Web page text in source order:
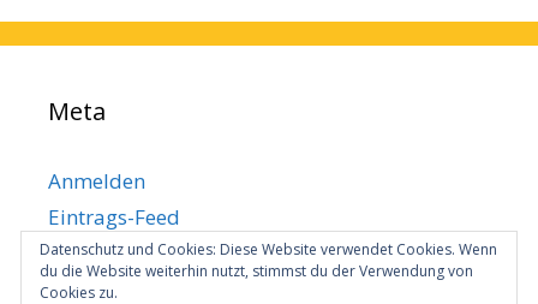
Meta
Anmelden
Eintrags-Feed
Kommentar-Feed
WordPress.org
Datenschutz und Cookies: Diese Website verwendet Cookies. Wenn
du die Website weiterhin nutzt, stimmst du der Verwendung von
Cookies zu.